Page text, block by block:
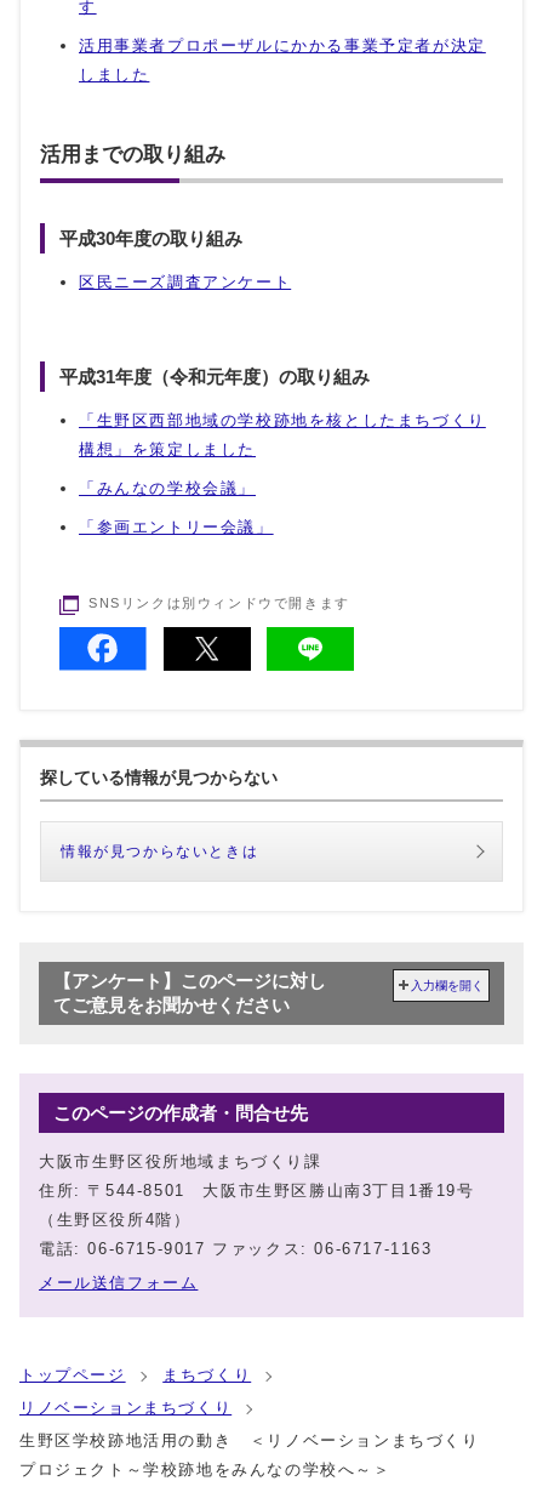
す
活用事業者プロポーザルにかかる事業予定者が決定
しました
活用までの取り組み
平成30年度の取り組み
区民ニーズ調査アンケート
平成31年度（令和元年度）の取り組み
「生野区西部地域の学校跡地を核としたまちづくり
構想」を策定しました
「みんなの学校会議」
「参画エントリー会議」
SNSリンクは別ウィンドウで開きます
探している情報が見つからない
情報が見つからないときは
【アンケート】このページに対し
てご意見をお聞かせください
入力欄を開く
このページの作成者・問合せ先
大阪市生野区役所地域まちづくり課
住所: 〒544-8501 大阪市生野区勝山南3丁目1番19号
（生野区役所4階）
電話: 06-6715-9017 ファックス: 06-6717-1163
メール送信フォーム
トップページ
まちづくり
リノベーションまちづくり
生野区学校跡地活用の動き ＜リノベーションまちづくり
プロジェクト～学校跡地をみんなの学校へ～＞